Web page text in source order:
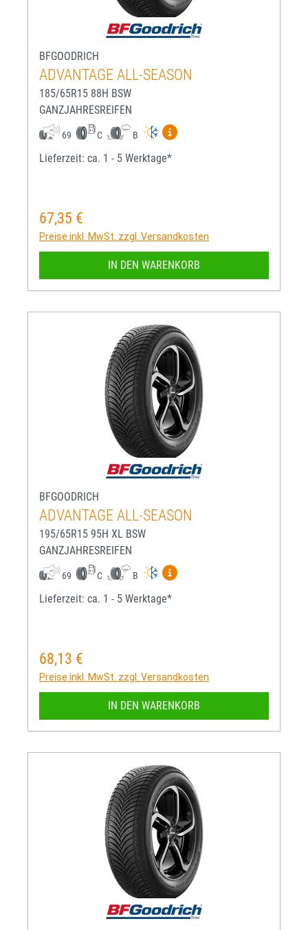
BFGOODRICH
ADVANTAGE ALL-SEASON
185/65R15 88H BSW
GANZJAHRESREIFEN
69 C B
Mehr Informationen zum
Lieferzeit: ca. 1 - 5 Werktage*
Regulärer Preis:
67,35 €
Preise inkl. MwSt. zzgl. Versandkosten
IN DEN WARENKORB
BFGOODRICH
ADVANTAGE ALL-SEASON
195/65R15 95H XL BSW
GANZJAHRESREIFEN
69 C B
Mehr Informationen zum
Lieferzeit: ca. 1 - 5 Werktage*
Regulärer Preis:
68,13 €
Preise inkl. MwSt. zzgl. Versandkosten
IN DEN WARENKORB